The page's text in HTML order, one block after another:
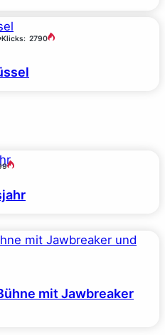
Klicks: 2790
mit Jawbreaker